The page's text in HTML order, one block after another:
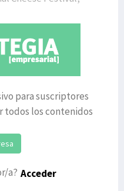
para suscriptores
todos los contenidos
a? Acceder